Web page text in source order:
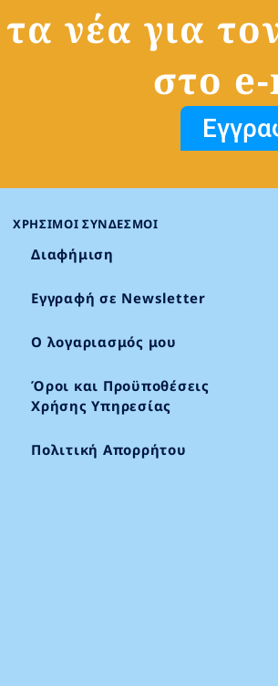
νέα για
στο
ΧΡΉΣΙΜΟΙ ΣΎΝΔΕΣΜΟΙ
Διαφήμιση
Εγγραφή σε Newsletter
Ο λογαριασμός μου
Όροι και Προϋποθέσεις
Χρήσης Υπηρεσίας
Πολιτική Απορρήτου